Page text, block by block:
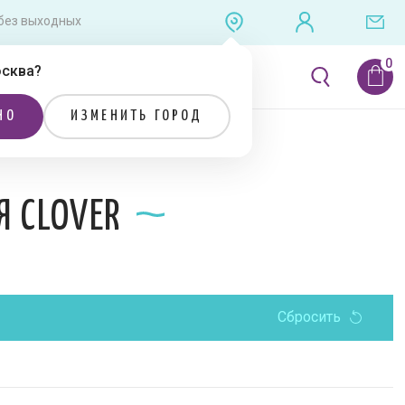
выходных
?
ИЗМЕНИТЬ ГОРОД
ЛИТЕРАТУРА
Сбросить